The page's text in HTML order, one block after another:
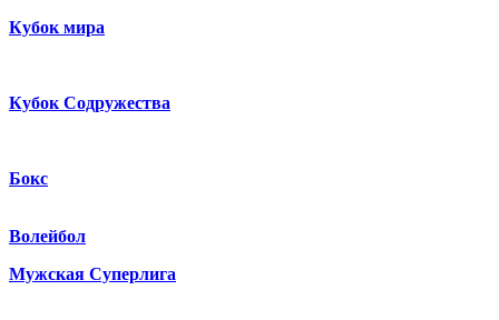
Кубок мира
Кубок Содружества
Бокс
Волейбол
Мужская Суперлига